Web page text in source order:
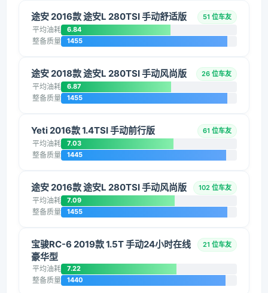
途安 2016款 途安L 280TSI 手动舒适版 51 位车友
平均油耗 6.84
整备质量 1455
途安 2018款 途安L 280TSI 手动风尚版 26 位车友
平均油耗 6.87
整备质量 1455
Yeti 2016款 1.4TSI 手动前行版 61 位车友
平均油耗 7.03
整备质量 1445
途安 2016款 途安L 280TSI 手动风尚版 102 位车友
平均油耗 7.09
整备质量 1455
宝骏RC-6 2019款 1.5T 手动24小时在线
豪华型
21 位车友
平均油耗 7.22
整备质量 1440